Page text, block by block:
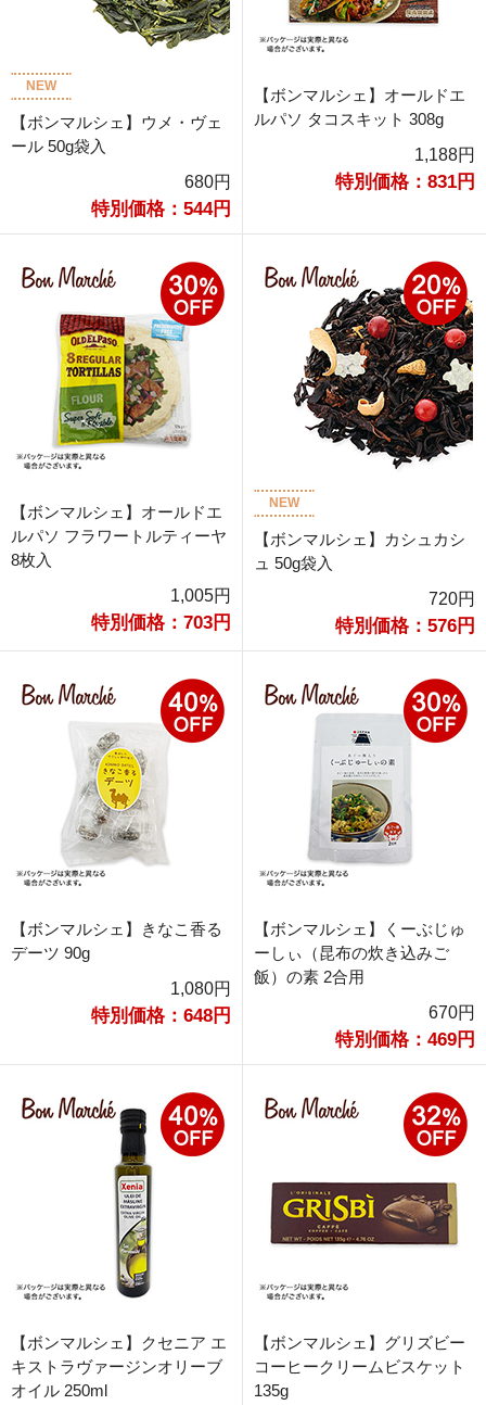
NEW
【ボンマルシェ】ウメ・ヴェ
ール 50g袋入
680円
特別価格：544円
【ボンマルシェ】オールドエ
ルパソ タコスキット 308g
1,188円
特別価格：831円
【ボンマルシェ】オールドエ
ルパソ フラワートルティーヤ
8枚入
1,005円
特別価格：703円
NEW
【ボンマルシェ】カシュカシ
ュ 50g袋入
720円
特別価格：576円
【ボンマルシェ】きなこ香る
デーツ 90g
1,080円
特別価格：648円
【ボンマルシェ】くーぶじゅ
ーしぃ（昆布の炊き込みご
飯）の素 2合用
670円
特別価格：469円
【ボンマルシェ】クセニア エ
キストラヴァージンオリーブ
オイル 250ml
【ボンマルシェ】グリズビー
コーヒークリームビスケット
135g